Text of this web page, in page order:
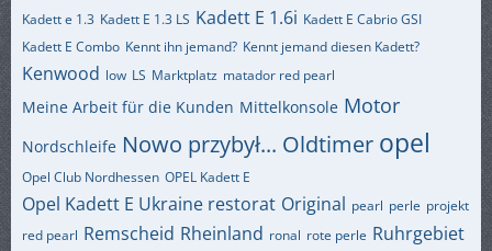
Kadett e 1.3 Kadett E 1.3 LS Kadett E 1.6i Kadett E Cabrio GSI
Kadett E Combo Kennt ihn jemand? Kennt jemand diesen Kadett?
Kenwood low LS Marktplatz matador red pearl
Meine Arbeit für die Kunden Mittelkonsole Motor
Nordschleife Nowo przybył... Oldtimer opel
Opel Club Nordhessen OPEL Kadett E
Opel Kadett E Ukraine restorat Original pearl perle projekt
red pearl Remscheid Rheinland ronal rote perle Ruhrgebiet